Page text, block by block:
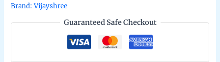
de
15g
quantity
Brand:Vijayshree
Guaranteed Safe Checkout